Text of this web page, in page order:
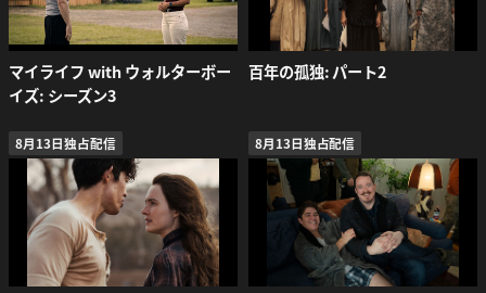
マイライフ with ウォルターボー
イズ: シーズン3
百年の孤独: パート2
8月13日独占配信 8月13日独占配信